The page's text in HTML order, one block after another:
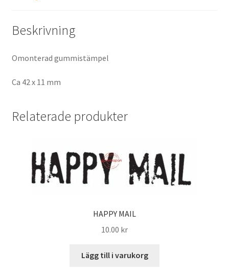
Beskrivning
Omonterad gummistämpel
Ca 42 x 11 mm
Relaterade produkter
HAPPY MAIL
10.00 kr
Lägg till i varukorg